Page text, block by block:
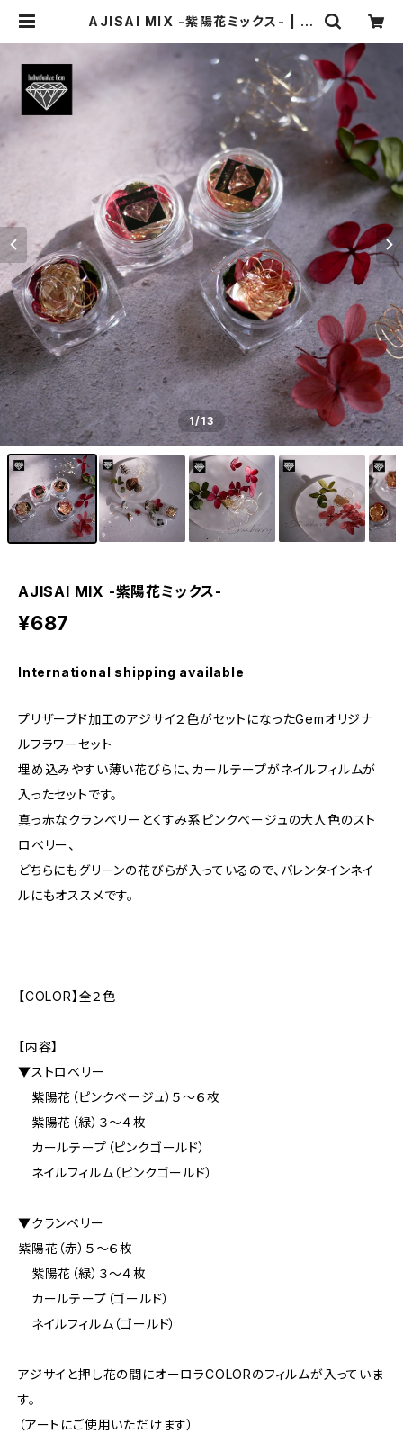
AJISAI MIX -紫陽花ミックス- | In
1/13
AJISAI MIX -紫陽花ミックス-
¥687
International shipping available
プリザーブド加工のアジサイ２色がセットになったGemオリジナ
ルフラワーセット
埋め込みやすい薄い花びらに、カールテープがネイルフィルムが
入ったセットです。
真っ赤なクランベリーとくすみ系ピンクベージュの大人色のスト
ロベリー、
どちらにもグリーンの花びらが入っているので、バレンタインネイ
ルにもオススメです。
【COLOR】全２色
【内容】
▼ストロベリー
紫陽花（ピンクベージュ）５〜６枚
紫陽花（緑）３〜４枚
カールテープ（ピンクゴールド）
ネイルフィルム（ピンクゴールド）
▼クランベリー
紫陽花（赤）５〜６枚
紫陽花（緑）３〜４枚
カールテープ（ゴールド）
ネイルフィルム（ゴールド）
アジサイと押し花の間にオーロラCOLORのフィルムが入っていま
す。
（アートにご使用いただけます）